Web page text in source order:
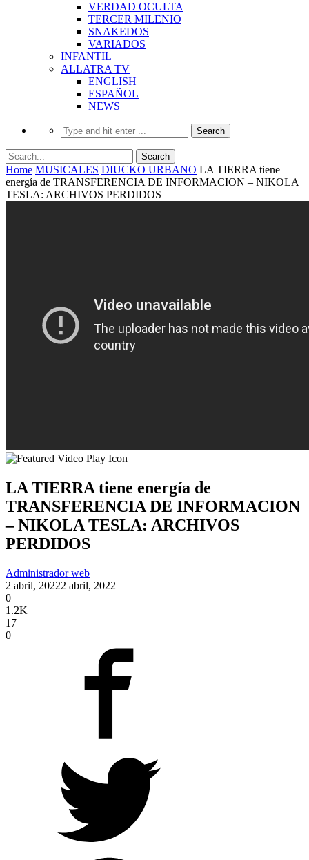
VERDAD OCULTA
TERCER MILENIO
SNAKEDOS
VARIADOS
INFANTIL
ALLATRA TV
ENGLISH
ESPAÑOL
NEWS
Home MUSICALES DIUCKO URBANO LA TIERRA tiene
energía de TRANSFERENCIA DE INFORMACION – NIKOLA
TESLA: ARCHIVOS PERDIDOS
LA TIERRA tiene energía de
TRANSFERENCIA DE INFORMACION
– NIKOLA TESLA: ARCHIVOS
PERDIDOS
Administrador web
2 abril, 20222 abril, 2022
0
1.2K
17
0